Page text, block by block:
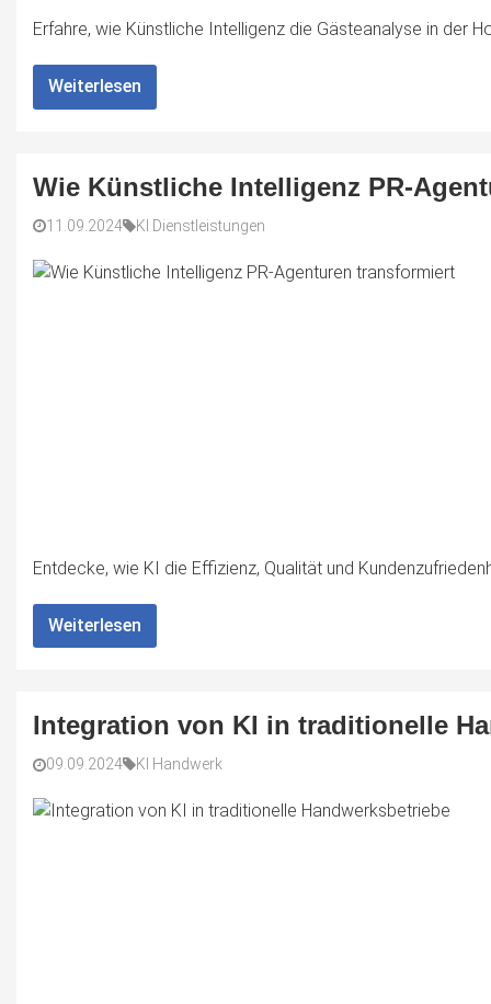
Erfahre, wie Künstliche Intelligenz die Gästeanalyse in der
Weiterlesen
Wie Künstliche Intelligenz PR-
11.09.2024 KI Dienstleistungen
Entdecke, wie KI die Effizienz, Qualität und
Weiterlesen
Integration von KI in traditionelle
09.09.2024 KI Handwerk